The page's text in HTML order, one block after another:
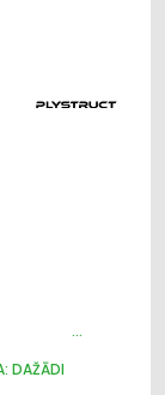
drošība
DAŽĀDI